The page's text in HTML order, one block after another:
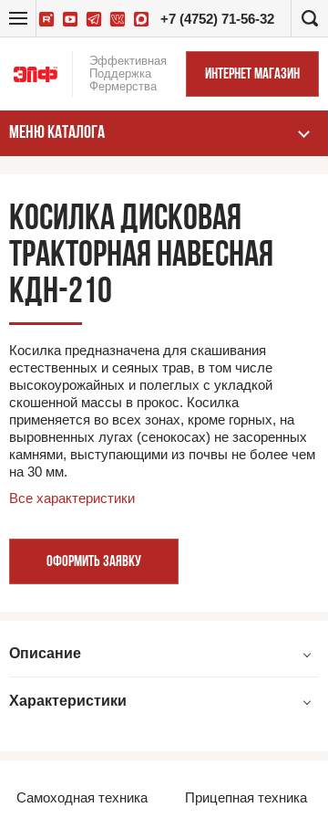
+7 (4752) 71-56-32
Эффективная
Поддержка
Фермерства
ИНТЕРНЕТ МАГАЗИН
МЕНЮ КАТАЛОГА
КОСИЛКА ДИСКОВАЯ
ТРАКТОРНАЯ НАВЕСНАЯ
КДН-210
Косилка предназначена для скашивания
естественных и сеяных трав, в том числе
высокоурожайных и полеглых с укладкой
скошенной массы в прокос. Косилка
применяется во всех зонах, кроме горных, на
выровненных лугах (сенокосах) не засоренных
камнями, выступающими из почвы не более чем
на 30 мм.
Все характеристики
ОФОРМИТЬ ЗАЯВКУ
Описание
Характеристики
Самоходная техника Прицепная техника